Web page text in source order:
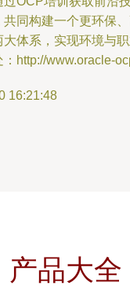
同构建一个更环保
体系，实现环境与职
http://www.oracle-
16:21:48
产品大全